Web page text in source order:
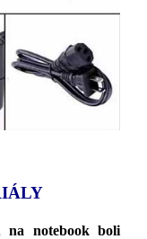
na notebook boli